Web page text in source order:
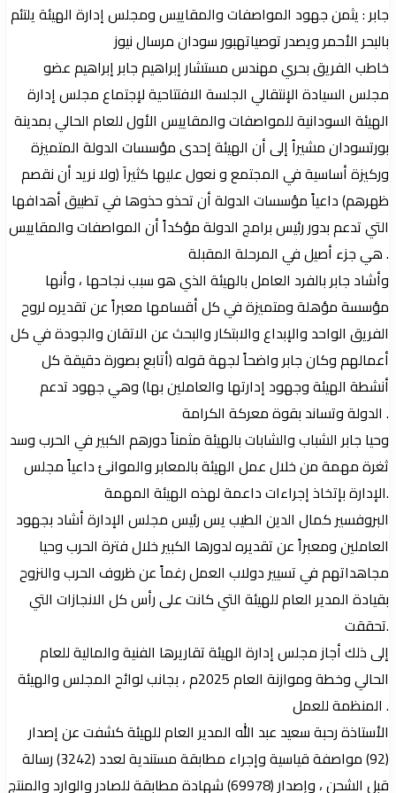
إلكترونيا
جابر : يثمن جهود المواصفات والمقاييس ومجلس إدارة الهيئة يلتئم
بالبحر الأحمر ويصدر توصياتهبور سودان مرسال نيوز
خاطب الفريق بحري مهندس مستشار إبراهيم جابر إبراهيم عضو
مجلس السيادة الإنتقالي الجلسة الافتتاحية لإجتماع مجلس إدارة
الهيئة السودانية للمواصفات والمقاييس الأول للعام الحالي بمدينة
بورتسودان مشيراُ إلى أن الهيئة إحدى مؤسسات الدولة المتميزة
وركيزة أساسية في المجتمع و نعول عليها كثيراَ (ولا نريد أن نقصم
ظهرهم) داعياً مؤسسات الدولة أن تحذو حذوها في تطبيق أهدافها
التي تدعم بدور رئيس برامج الدولة مؤكداً أن المواصفات والمقاييس
هي جزء أصيل في المرحلة المقبلة .
وأشاد جابر بالفرد العامل بالهيئة الذي هو سبب نجاحها ، وأنها
مؤسسة مؤهلة ومتميزة في كل أقسامها معبراً عن تقديره لروح
الفريق الواحد والإبداع والابتكار والبحث عن الاتقان والجودة في كل
أعمالهم وكان جابر واضحاً لجهة قوله (أتابع بصورة دقيقة كل
أنشطة الهيئة وجهود إدارتها والعاملين بها) وهي جهود تدعم
الدولة وتساند بقوة معركة الكرامة .
وحيا جابر الشباب والشابات بالهيئة مثمناً دورهم الكبير في الحرب وسد
ثغرة مهمة من خلال عمل الهيئة بالمعابر والموانئ داعياً مجلس
الإدارة بإتخاذ إجراءات داعمة لهذه الهيئة المهمة.
البروفسير كمال الدين الطيب يس رئيس مجلس الإدارة أشاد بجهود
العاملين ومعبراً عن تقديره لدورها الكبير خلال فترة الحرب وحيا
مجاهداتهم في تسيير دولاب العمل رغماً عن ظروف الحرب والنزوح
بقيادة المدير العام للهيئة التي كانت على رأس كل الانجازات التي
تحققت.
إلى ذلك أجاز مجلس إدارة الهيئة تقاريرها الفنية والمالية للعام
الحالي وخطة وموازنة العام 2025م ، بجانب لوائح المجلس والهيئة
المنظمة للعمل .
الأستاذة رحبة سعيد عبد الله المدير العام للهيئة كشفت عن إصدار
(92) مواصفة قياسية وإجراء مطابقة مستندية لعدد (3242) رسالة
قبل الشحن ، وإصدار (69978) شهادة مطابقة للصادر والوارد والمنتج